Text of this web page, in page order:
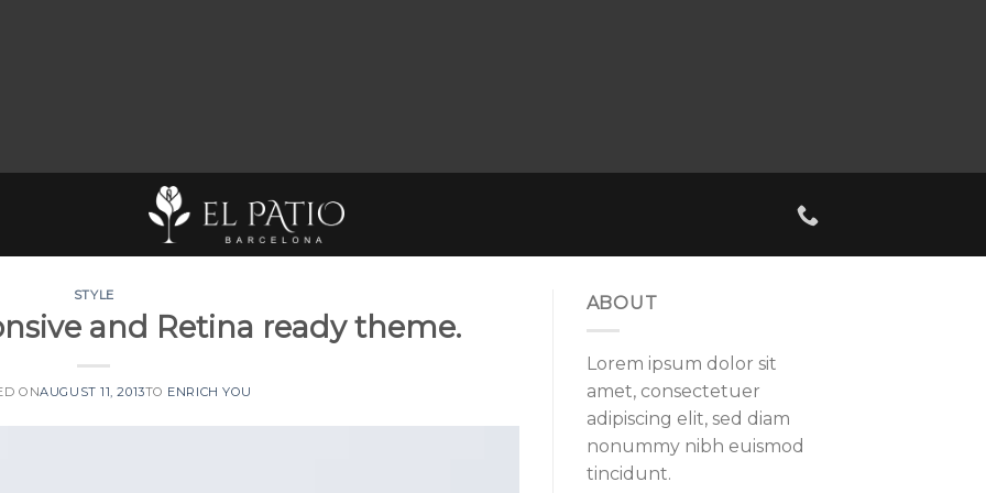
STYLE
and Retina ready theme.
ONAUGUST 11, 2013TO ENRICH YOU
ABOUT
Lorem ipsum dolor sit
amet, consectetuer
adipiscing elit, sed diam
nonummy nibh euismod
tincidunt.